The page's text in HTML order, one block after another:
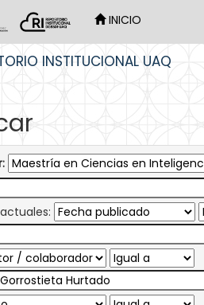
INICIO
INSTITUCIONAL UAQ